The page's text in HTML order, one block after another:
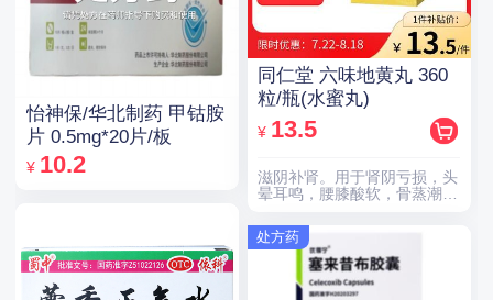
怡神保/华北制药 甲钴胺
片 0.5mg*20片/板
¥ 10.2
同仁堂 六味地黄丸 360
粒/瓶(水蜜丸)
¥ 13.5
滋阴补肾。用于肾阴亏损，头
晕耳鸣，腰膝酸软，骨蒸潮
处方药